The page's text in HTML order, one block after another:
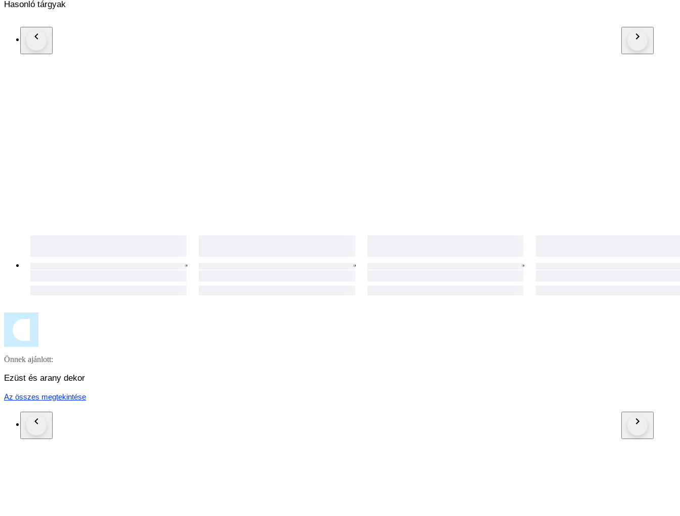
Gehalte: 835/1000
*Foto's maken deel uit van de omschrijving
Hasonló tárgyak
Önnek ajánlott:
Ezüst és arany dekor
Az összes megtekintése